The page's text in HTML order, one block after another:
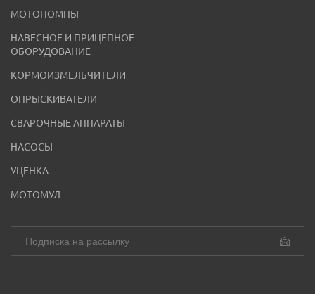
МОТОПОМПЫ
НАВЕСНОЕ И ПРИЦЕПНОЕ
ОБОРУДОВАНИЕ
КОРМОИЗМЕЛЬЧИТЕЛИ
ОПРЫСКИВАТЕЛИ
СВАРОЧНЫЕ АППАРАТЫ
НАСОСЫ
УЦЕНКА
МОТОМУЛ